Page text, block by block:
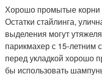
Хорошо промытые
Остатки стайлинга,
выделения могут
парикмахер с 15-
перед укладкой хорошо
бы использовать